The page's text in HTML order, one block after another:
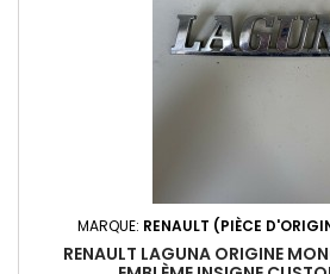
MARQUE: RENAULT (PIÈCE
RENAULT LAGUNA ORIGINE